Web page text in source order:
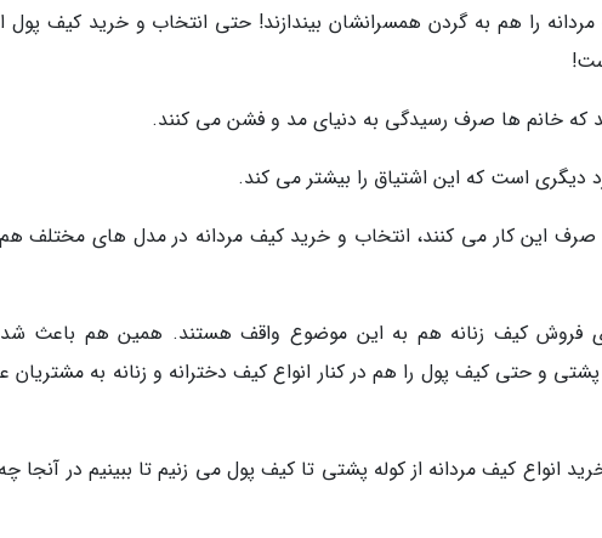
را هم به گردن همسرانشان بیندازند! حتی انتخاب و خرید کیف پول
که خانم ها صرف رسیدگی به دنیای مد و فشن می کنند.
دیگری است که این اشتیاق را بیشتر می کند.
این کار می کنند، انتخاب و خرید کیف مردانه در مدل های مختلف
فروش کیف زنانه هم به این موضوع واقف هستند. همین هم باعث
و حتی کیف پول را هم در کنار انواع کیف دخترانه و زنانه به مشتریان
انواع کیف مردانه از کوله پشتی تا کیف پول می زنیم تا ببینیم در آنجا